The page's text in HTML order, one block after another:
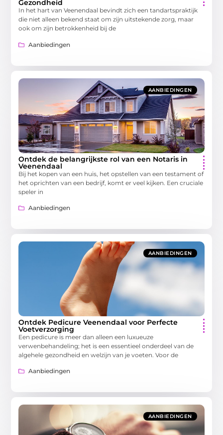
Gezondheid
In het hart van Veenendaal bevindt zich een tandartspraktijk
die niet alleen bekend staat om zijn uitstekende zorg, maar
ook om zijn betrokkenheid bij de
Aanbiedingen
AANBIEDINGEN
Ontdek de belangrijkste rol van een Notaris in
Veenendaal
Bij het kopen van een huis, het opstellen van een testament of
het oprichten van een bedrijf, komt er veel kijken. Een cruciale
speler in
Aanbiedingen
AANBIEDINGEN
Ontdek Pedicure Veenendaal voor Perfecte
Voetverzorging
Een pedicure is meer dan alleen een luxueuze
verwenbehandeling; het is een essentieel onderdeel van de
algehele gezondheid en welzijn van je voeten. Voor de
Aanbiedingen
AANBIEDINGEN